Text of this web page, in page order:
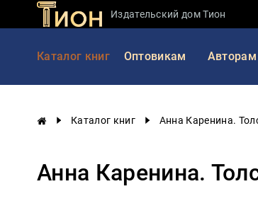
Издательский дом Тион
Каталог книг Оптовикам Авторам
Каталог книг Анна Каренина.
Анна Каренина.
Занимательная
наука
История
Экономика